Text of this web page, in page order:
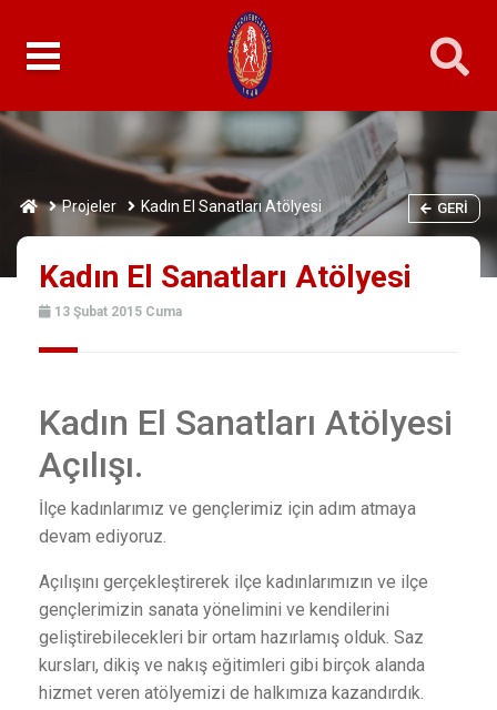
Projeler Kadın El Sanatları Atölyesi GERI
Kadın El Sanatları Atölyesi
13 Şubat 2015 Cuma
Kadın El Sanatları Atölyesi
Açılışı.
İlçe kadınlarımız ve gençlerimiz için adım atmaya
devam ediyoruz.
Açılışını gerçekleştirerek ilçe kadınlarımızın ve ilçe
gençlerimizin sanata yönelimini ve kendilerini
geliştirebilecekleri bir ortam hazırlamış olduk. Saz
kursları, dikiş ve nakış eğitimleri gibi birçok alanda
hizmet veren atölyemizi de halkımıza kazandırdık.